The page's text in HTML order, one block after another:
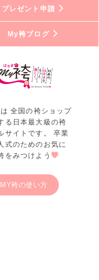
プレゼント申請
My袴ブログ
全国の袴ショップ
る日本最大級の袴
サイトです。 卒業
式のためのお気に
をみつけよう
MY袴の使い方